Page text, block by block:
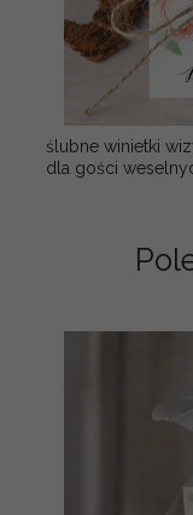
ślubne winietki
dla gości